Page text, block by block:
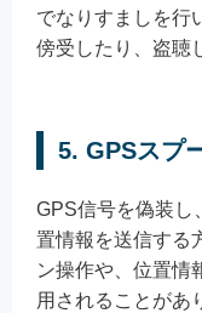
でなりすましを行
傍受したり、盗聴
5. GPSスプ
GPS信号を偽装し
置情報を送信する
ン操作や、位置情
用されることがあ